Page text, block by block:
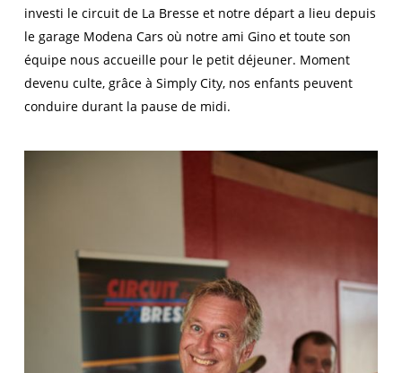
investi le circuit de La Bresse et notre départ a lieu depuis
le garage Modena Cars où notre ami Gino et toute son
équipe nous accueille pour le petit déjeuner. Moment
devenu culte, grâce à Simply City, nos enfants peuvent
conduire durant la pause de midi.